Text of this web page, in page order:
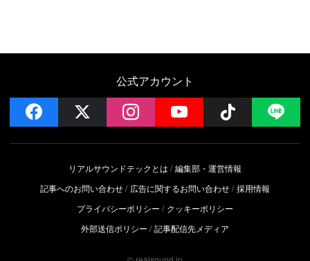
公式アカウント
facebook instagramYouTube Follow
リアルサウンドテックとは
編集部・運営情報
記事へのお問い合わせ
広告に関するお問い合わせ 採用情報
プライバシーポリシー
クッキーポリシー
外部送信ポリシー
記事配信先メディア